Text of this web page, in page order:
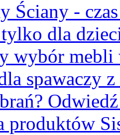
Ściany -
dla
wybór mebli
spawaczy
produktów